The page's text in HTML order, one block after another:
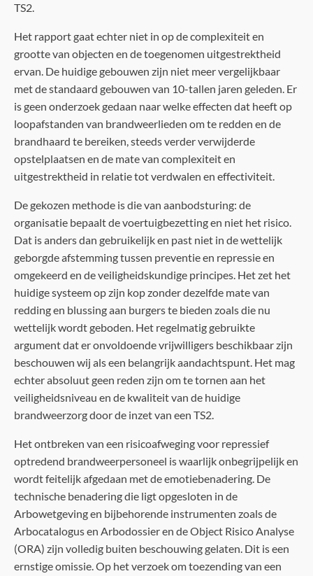
TS2.
Het rapport gaat echter niet in op de complexiteit en
grootte van objecten en de toegenomen uitgestrektheid
ervan. De huidige gebouwen zijn niet meer vergelijkbaar
met de standaard gebouwen van 10-tallen jaren geleden. Er
is geen onderzoek gedaan naar welke effecten dat heeft op
loopafstanden van brandweerlieden om te redden en de
brandhaard te bereiken, steeds verder verwijderde
opstelplaatsen en de mate van complexiteit en
uitgestrektheid in relatie tot verdwalen en effectiviteit.
De gekozen methode is die van aanbodsturing: de
organisatie bepaalt de voertuigbezetting en niet het risico.
Dat is anders dan gebruikelijk en past niet in de wettelijk
geborgde afstemming tussen preventie en repressie en
omgekeerd en de veiligheidskundige principes. Het zet het
huidige systeem op zijn kop zonder dezelfde mate van
redding en blussing aan burgers te bieden zoals die nu
wettelijk wordt geboden. Het regelmatig gebruikte
argument dat er onvoldoende vrijwilligers beschikbaar zijn
beschouwen wij als een belangrijk aandachtspunt. Het mag
echter absoluut geen reden zijn om te tornen aan het
veiligheidsniveau en de kwaliteit van de huidige
brandweerzorg door de inzet van een TS2.
Het ontbreken van een risicoafweging voor repressief
optredend brandweerpersoneel is waarlijk onbegrijpelijk en
wordt feitelijk afgedaan met de emotiebenadering. De
technische benadering die ligt opgesloten in de
Arbowetgeving en bijbehorende instrumenten zoals de
Arbocatalogus en Arbodossier en de Object Risico Analyse
(ORA) zijn volledig buiten beschouwing gelaten. Dit is een
ernstige omissie. Op het verzoek om toezending van een